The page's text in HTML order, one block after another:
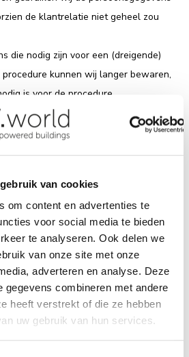
van cookies
om content en advertenties te
voor social media te bieden
te analyseren. Ook delen we
van onze site met onze
adverteren en analyse. Deze
gegevens combineren met andere
heeft verstrekt of die ze hebben
uw gebruik van hun services.
de klantrelatie niet geheel zou
die nodig zijn voor een (dreigende)
kunnen wij langer bewaren,
is voor de procedure.
nodig zijn om te voldoen aan de
van de belastingdienst bewaren wij
met derden
uw gegevens niet aan derden en
als dit nodig is voor de uitvoering van
u of om te voldoen aan een wettelijke
die uw gegevens verwerken in onze
bewerkersovereenkomst om te zorgen
beveiliging en vertrouwelijkheid van
B.V. blijft verantwoordelijk voor deze